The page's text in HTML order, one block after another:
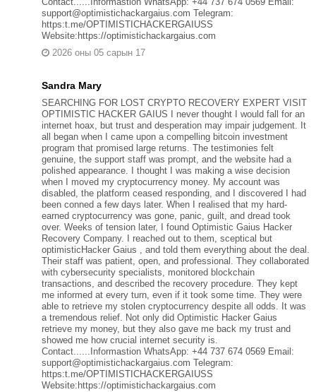
support@optimistichackargaius.com Telegram:
https:t.me/OPTIMISTICHACKERGAIUSS
Website:https://optimistichackargaius.com
2026 оны 05 сарын 17
Sandra Mary
SEARCHING FOR LOST CRYPTO RECOVERY EXPERT VISIT
OPTIMISTIC HACKER GAIUS I never thought I would fall for an
internet hoax, but trust and desperation may impair judgement. It
all began when I came upon a compelling bitcoin investment
program that promised large returns. The testimonies felt
genuine, the support staff was prompt, and the website had a
polished appearance. I thought I was making a wise decision
when I moved my cryptocurrency money. My account was
disabled, the platform ceased responding, and I discovered I had
been conned a few days later. When I realised that my hard-
earned cryptocurrency was gone, panic, guilt, and dread took
over. Weeks of tension later, I found Optimistic Gaius Hacker
Recovery Company. I reached out to them, sceptical but
optimisticHacker Gaius , and told them everything about the deal.
Their staff was patient, open, and professional. They collaborated
with cybersecurity specialists, monitored blockchain
transactions, and described the recovery procedure. They kept
me informed at every turn, even if it took some time. They were
able to retrieve my stolen cryptocurrency despite all odds. It was
a tremendous relief. Not only did Optimistic Hacker Gaius
retrieve my money, but they also gave me back my trust and
showed me how crucial internet security is.
Contact......Informastion WhatsApp: +44 737 674 0569 Email:
support@optimistichackargaius.com Telegram:
https:t.me/OPTIMISTICHACKERGAIUSS
Website:https://optimistichackargaius.com